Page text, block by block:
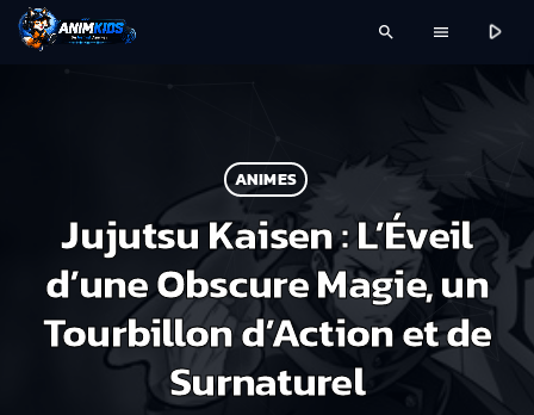
search menu play_arrow
ANIMES
Jujutsu Kaisen : L’Éveil
d’une Obscure Magie, un
Tourbillon d’Action et de
Surnaturel